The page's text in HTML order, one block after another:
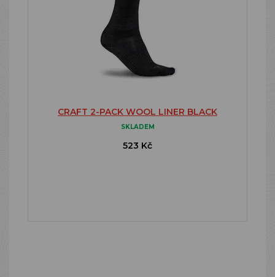
CRAFT 2-PACK WOOL LINER BLACK
SKLADEM
523 Kč